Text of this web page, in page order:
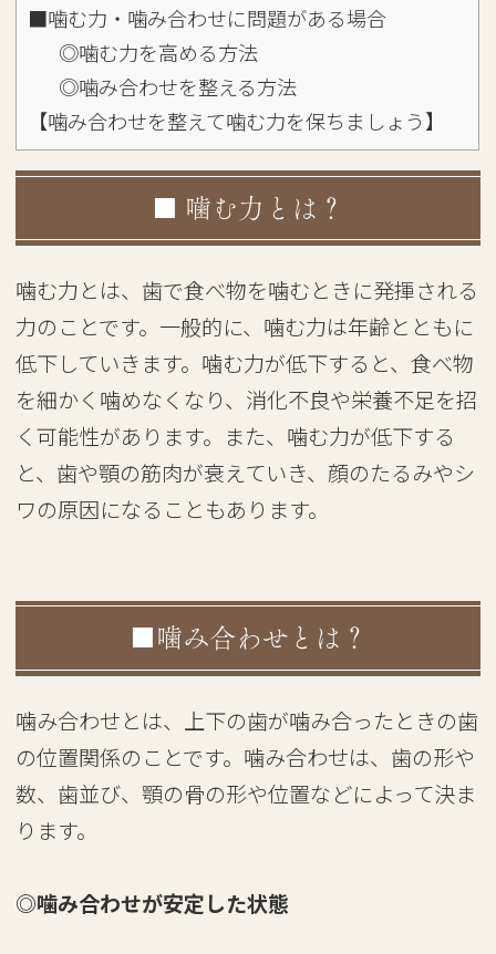
■噛む力・噛み合わせに問題がある場合
◎噛む力を高める方法
◎噛み合わせを整える方法
【噛み合わせを整えて噛む力を保ちましょう】
■ 噛む力とは？
噛む力とは、歯で食べ物を噛むときに発揮される
力のことです。一般的に、噛む力は年齢とともに
低下していきます。噛む力が低下すると、食べ物
を細かく噛めなくなり、消化不良や栄養不足を招
く可能性があります。また、噛む力が低下する
と、歯や顎の筋肉が衰えていき、顔のたるみやシ
ワの原因になることもあります。
■噛み合わせとは？
噛み合わせとは、上下の歯が噛み合ったときの歯
の位置関係のことです。噛み合わせは、歯の形や
数、歯並び、顎の骨の形や位置などによって決ま
ります。
◎噛み合わせが安定した状態